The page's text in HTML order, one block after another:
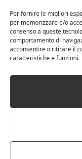
Per fornire le migliori
per memorizzare e/o
consenso a queste
comportamento di
acconsentire o ritirare il
caratteristiche e funzioni.
Cipriani Arrigo,